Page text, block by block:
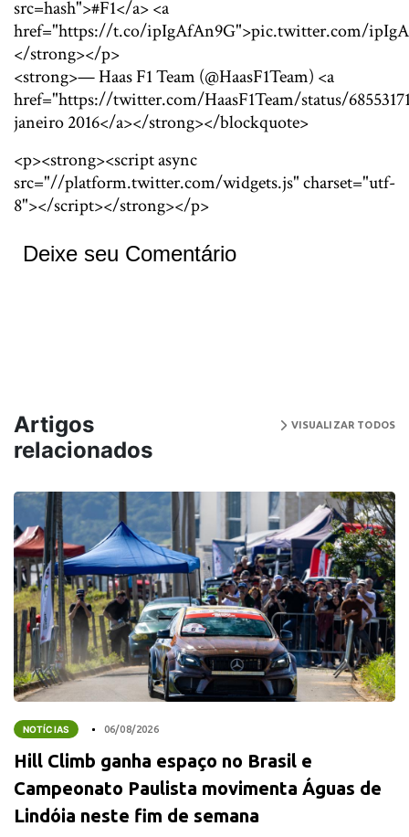
src=hash">#F1</a> <a
href="https://t.co/ipIgAfAn9G">pic.twitter.com/
</strong></p>
<strong>— Haas F1 Team (@HaasF1Team) <a
href="https://twitter.com/HaasF1Team/status/
janeiro 2016</a></strong></blockquote>
<p><strong><script async
src="//platform.twitter.com/widgets.js" charset="utf-
8"></script></strong></p>
Deixe seu Comentário
Artigos
relacionados
VISUALIZAR TODOS
NOTÍCIAS 06/08/2026
Hill Climb ganha espaço no Brasil e
Campeonato Paulista movimenta Águas de
Lindóia neste fim de semana